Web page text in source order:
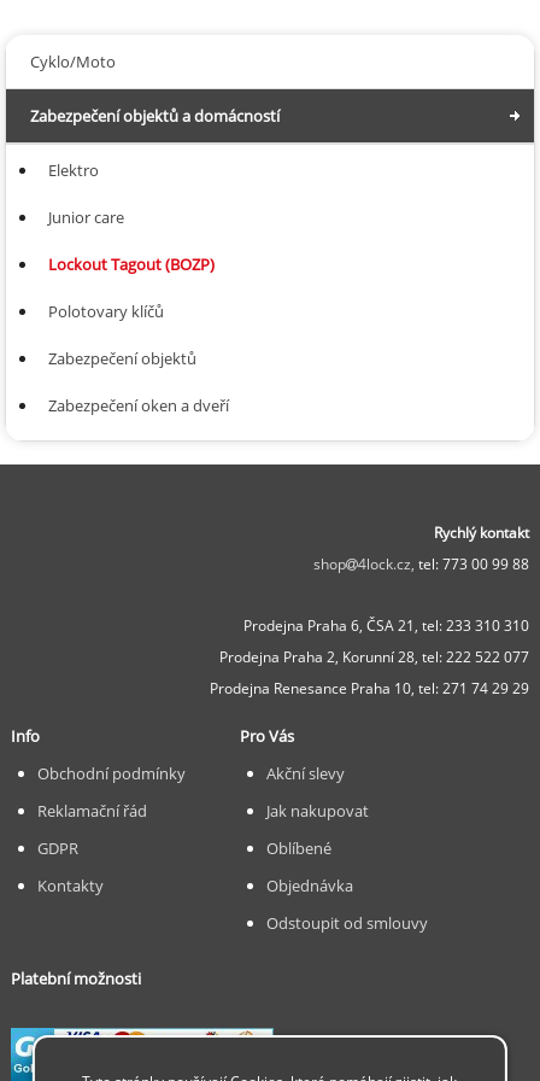
Cyklo/Moto
Zabezpečení objektů a domácností
Elektro
Junior care
Lockout Tagout (BOZP)
Polotovary klíčů
Zabezpečení objektů
Zabezpečení oken a dveří
Rychlý kontakt
shop
4lock.cz, tel: 773 00 99 88
Prodejna Praha 6, ČSA 21, tel: 233 310 310
Prodejna Praha 2, Korunní 28, tel: 222 522 077
Prodejna Renesance Praha 10, tel: 271 74 29 29
Info
Obchodní podmínky
Reklamační řád
GDPR
Kontakty
Pro Vás
Akční slevy
Jak nakupovat
Oblíbené
Objednávka
Odstoupit od smlouvy
Platební možnosti